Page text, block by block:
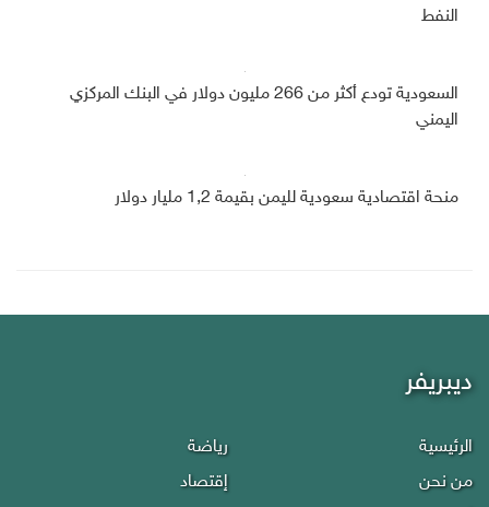
النفط
السعودية تودع أكثر من 266 مليون دولار في البنك المركزي
اليمني
منحة اقتصادية سعودية لليمن بقيمة 1,2 مليار دولار
ديبريفر
الرئيسية
من نحن
رياضة
إقتصاد